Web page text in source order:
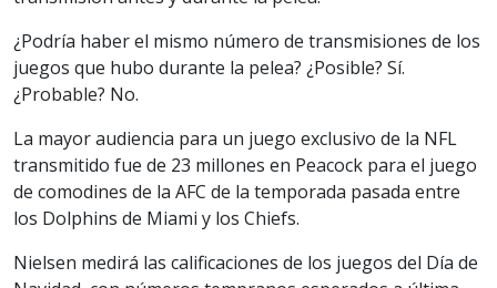
¿Podría haber el mismo número de transmisiones de los
juegos que hubo durante la pelea? ¿Posible? Sí.
¿Probable? No.
La mayor audiencia para un juego exclusivo de la NFL
transmitido fue de 23 millones en Peacock para el juego
de comodines de la AFC de la temporada pasada entre
los Dolphins de Miami y los Chiefs.
Nielsen medirá las calificaciones de los juegos del Día de